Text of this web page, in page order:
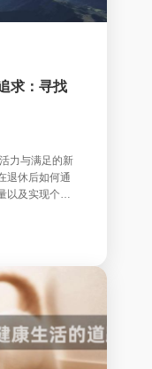
求：寻找
力与满足的新
退休后如何通
及实现个人